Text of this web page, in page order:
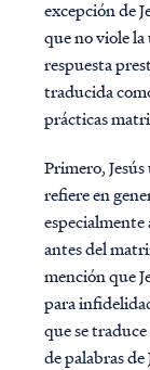
excepción de
que no viole
respuesta
traducida
prácticas
Primero,
refiere en
antes del
mención que
para
que se
de palabras